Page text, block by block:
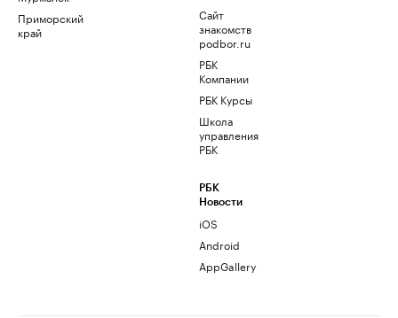
Приморский
край
Сайт
знакомств
podbor.ru
РБК
Компании
РБК Курсы
Школа
управления
РБК
РБК
Новости
iOS
Android
AppGallery